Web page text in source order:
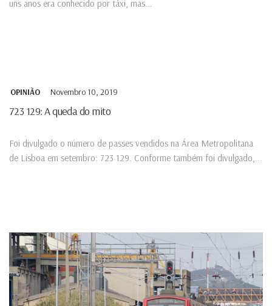
uns anos era conhecido por táxi, mas...
OPINIÃO Novembro 10, 2019
723 129: A queda do mito
Foi divulgado o número de passes vendidos na Área Metropolitana
de Lisboa em setembro: 723 129. Conforme também foi divulgado,...